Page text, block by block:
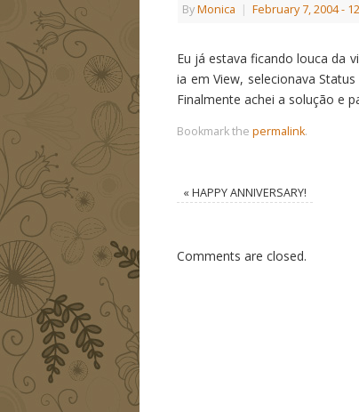
ByMonica | February 7, 2004-
Eu já estava ficando louca da
ia em View, selecionava
Finalmente achei a solução e
Bookmark the permalink.
« HAPPY ANNIVERSARY!
Comments are closed.